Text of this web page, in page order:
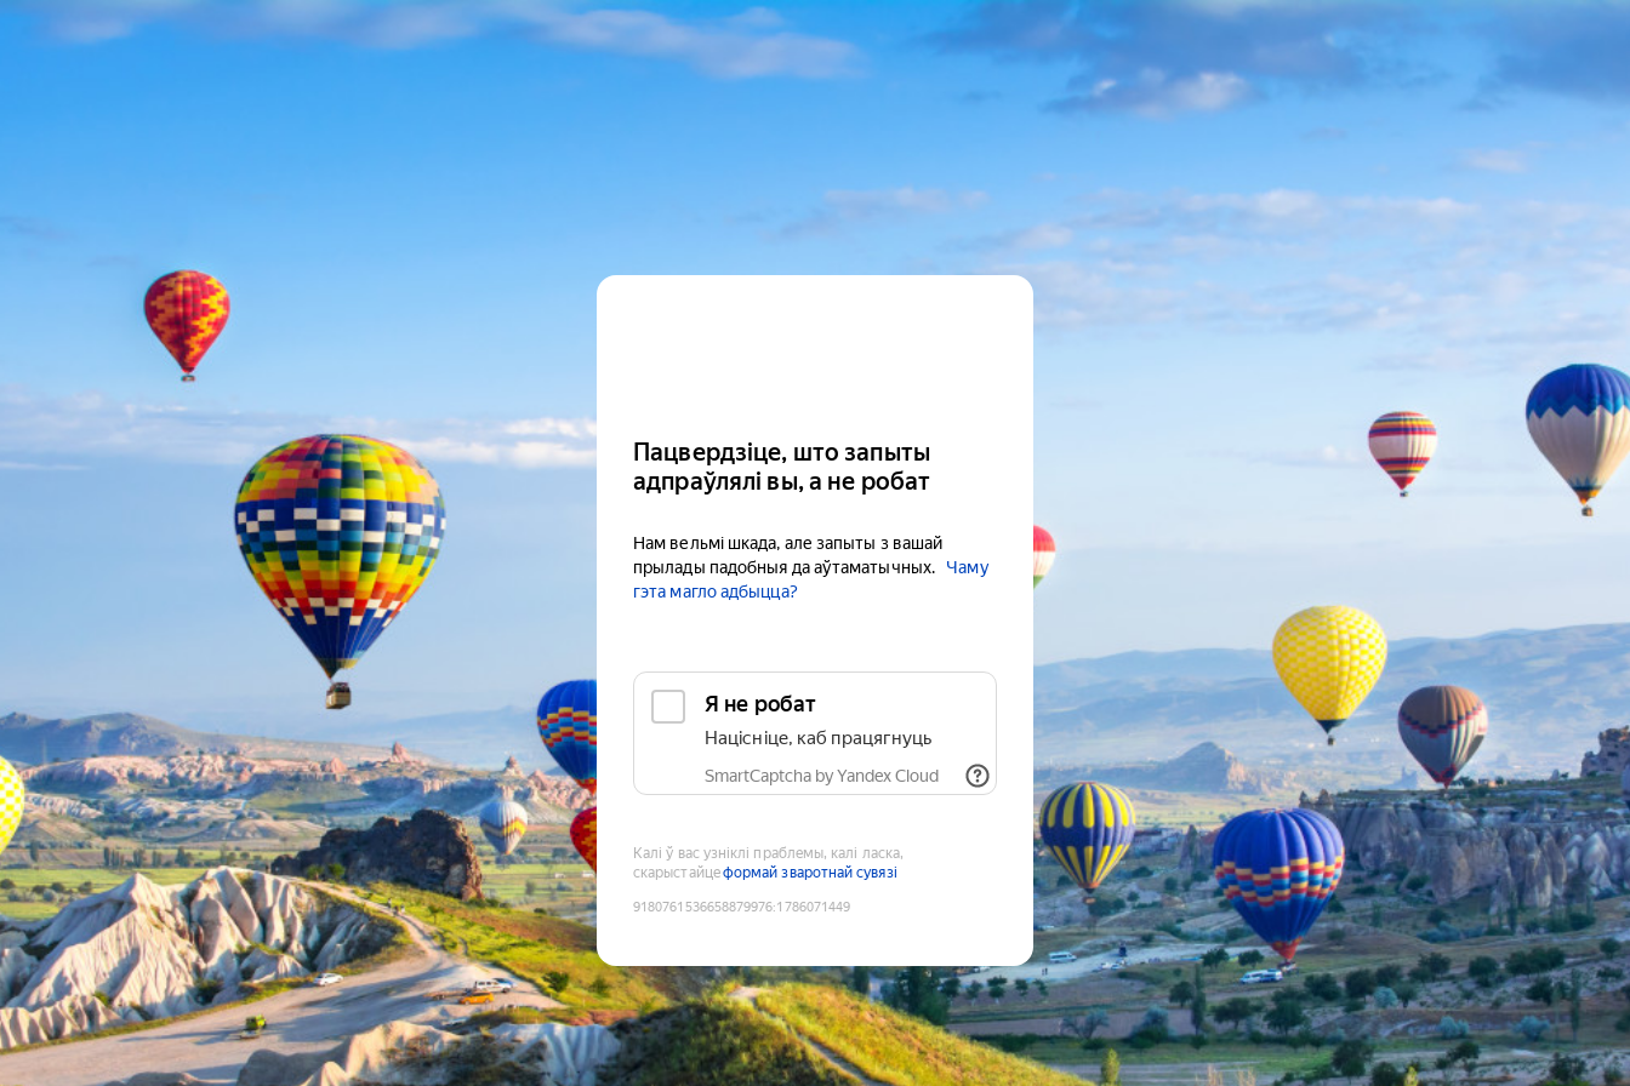
Пацвердзіце, што запыты
адпраўлялі вы, а не робат
Нам вельмі шкада, але запыты з вашай
прылады падобныя да аўтаматычных.
Чаму
гэта магло адбыцца?
Я не робат
Націсніце, каб працягнуць
SmartCaptcha by Yandex Cloud
Калі ў вас узніклі праблемы, калі ласка,
скарыстайцеформай зваротнай сувязі
9180761536658879976:1786071449